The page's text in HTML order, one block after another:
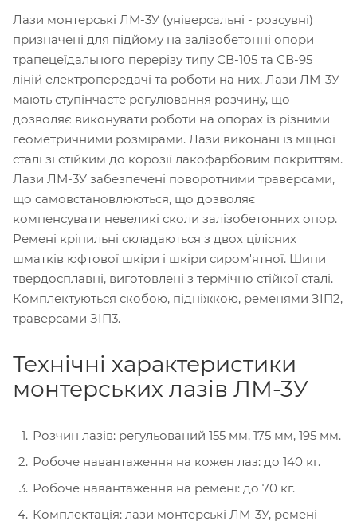
Лази монтерські ЛМ-3У (універсальні - розсувні)
призначені для підйому на залізобетонні опори
трапецеїдального перерізу типу СВ-105 та СВ-95
ліній електропередачі та роботи на них. Лази ЛМ-3У
мають ступінчасте регулювання розчину, що
дозволяє виконувати роботи на опорах із різними
геометричними розмірами. Лази виконані із міцної
сталі зі стійким до корозії лакофарбовим покриттям.
Лази ЛМ-3У забезпечені поворотними траверсами,
що самовстановлюються, що дозволяє
компенсувати невеликі сколи залізобетонних опор.
Ремені кріпильні складаються з двох цілісних
шматків юфтової шкіри і шкіри сиром'ятної. Шипи
твердосплавні, виготовлені з термічно стійкої сталі.
Комплектуються скобою, підніжкою, ременями ЗІП2,
траверсами ЗІП3.
Технічні характеристики
монтерських лазів ЛМ-3У
Розчин лазів: регульований 155 мм, 175 мм, 195 мм.
Робоче навантаження на кожен лаз: до 140 кг.
Робоче навантаження на ремені: до 70 кг.
Комплектація: лази монтерські ЛМ-3У, ремені